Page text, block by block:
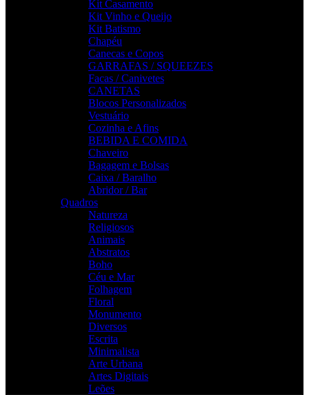
Kit Casamento
Kit Vinho e Queijo
Kit Batismo
Chapéu
Canecas e Copos
GARRAFAS / SQUEEZES
Facas / Canivetes
CANETAS
Blocos Personalizados
Vestuário
Cozinha e Afins
BEBIDA E COMIDA
Chaveiro
Bagagem e Bolsas
Caixa / Baralho
Abridor / Bar
Quadros
Natureza
Religiosos
Animais
Abstratos
Boho
Céu e Mar
Folhagem
Floral
Monumento
Diversos
Escrita
Minimalista
Arte Urbana
Artes Digitais
Leões